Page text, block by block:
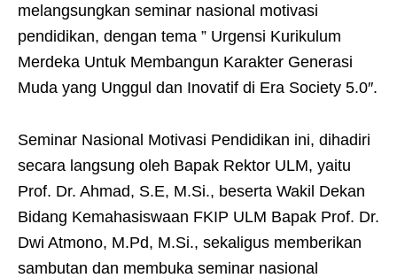
melangsungkan seminar nasional motivasi
pendidikan, dengan tema ” Urgensi Kurikulum
Merdeka Untuk Membangun Karakter Generasi
Muda yang Unggul dan Inovatif di Era Society 5.0″.
Seminar Nasional Motivasi Pendidikan ini, dihadiri
secara langsung oleh Bapak Rektor ULM, yaitu
Prof. Dr. Ahmad, S.E, M.Si., beserta Wakil Dekan
Bidang Kemahasiswaan FKIP ULM Bapak Prof. Dr.
Dwi Atmono, M.Pd, M.Si., sekaligus memberikan
sambutan dan membuka seminar nasional